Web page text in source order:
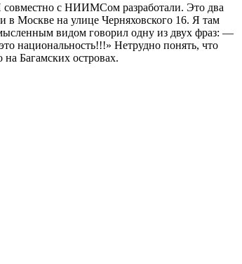
с НИИМСом разработали. Это два
в Москве на улице Черняховского 16. Я там
видом говорил одну из двух фраз: —
национальность!!!» Нетрудно понять, что
Багамских островах.